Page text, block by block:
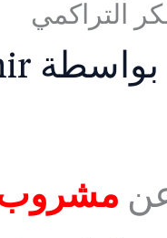
التراكمي
بواسطة
مشروب